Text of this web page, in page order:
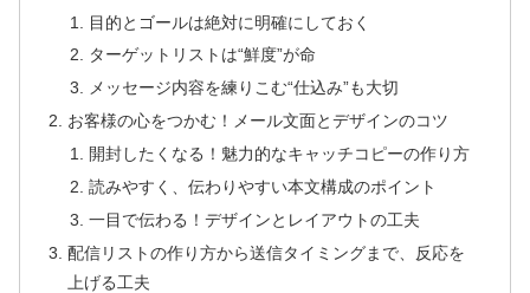
目的とゴールは絶対に明確にしておく
ターゲットリストは“鮮度”が命
メッセージ内容を練りこむ“仕込み”も大切
お客様の心をつかむ！メール文面とデザインのコツ
開封したくなる！魅力的なキャッチコピーの作り方
読みやすく、伝わりやすい本文構成のポイント
一目で伝わる！デザインとレイアウトの工夫
配信リストの作り方から送信タイミングまで、反応を
上げる工夫